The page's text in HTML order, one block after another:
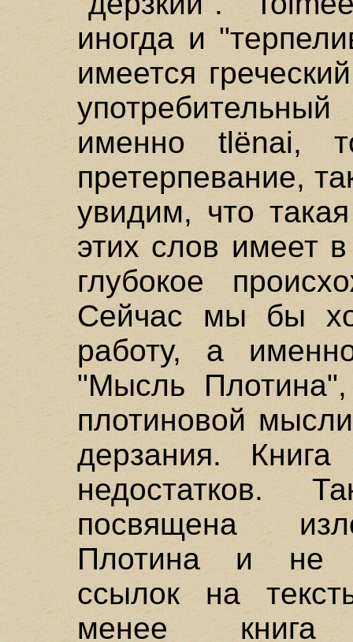
иногда и
имеется
именно tlёnai,
претерпевание,
увидим, что
этих слов имеет
глубокое
Сейчас мы бы
работу, а
"Мысль
плотиновой
дерзания.
недостатков.
посвящена
Плотина и не
ссылок на
менее книга